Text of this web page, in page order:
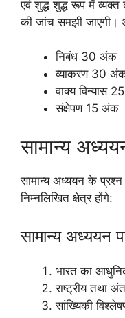
एवं शुद्ध शुद्ध रूप में
की जांच समझी जाएगी।
निबंध 30 अंक
व्याकरण 30
वाक्य विन्यास
संक्षेपण 15 अंक
सामान्य
सामान्य अध्ययन के
निम्नलिखित क्षेत्र होंगे:
सामान्य अध्ययन
भारत का
राष्ट्रीय तथा
सांख्यिकी